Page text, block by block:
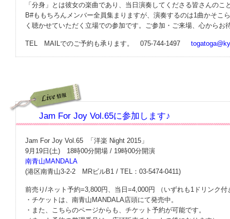
「分身」とは彼女の楽曲であり、当日演奏してくださる皆さんのこ
B#ももちろんメンバー全員集まりますが、演奏するのは1曲かそこ
く聴かせていただく立場での参加です。ご参加・ご来場、心からお
TEL MAILでのご予約も承ります。 075-744-1497
Jam For Joy Vol.65に参加します♪
Jam For Joy Vol.65 「洋楽 Night 2015」
9月19日(土) 18時00分開場 / 19時00分開演
南青山MANDALA
(港区南青山3-2-2 MRビルB1 / TEL：03-5474-0411)
前売り/ネット予約=3,800円、当日=4,000円 （いずれも1ドリンク付
・チケットは、南青山MANDALA店頭にて発売中。
・また、こちらのページからも、チケット予約が可能です。